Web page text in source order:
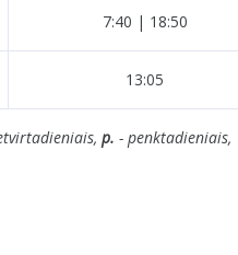
7:40 | 18:50
13:05
p. - penktadieniais,